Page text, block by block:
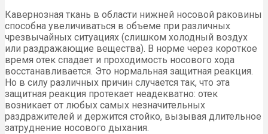
Кавернозная ткань в области нижней носовой раковины
способна увеличиваться в объеме при различных
чрезвычайных ситуациях (слишком холодный воздух
или раздражающие вещества). В норме через короткое
время отек спадает и проходимость носового хода
восстанавливается. Это нормальная защитная реакция.
Но в силу различных причин случается так, что эта
защитная реакция протекает неадекватно: отек
возникает от любых самых незначительных
раздражителей и держится стойко, вызывая длительное
затруднение носового дыхания.